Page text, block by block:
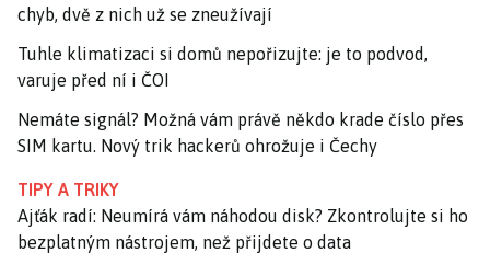
chyb, dvě z nich už se zneužívají
Tuhle klimatizaci si domů nepořizujte: je to podvod,
varuje před ní i ČOI
Nemáte signál? Možná vám právě někdo krade číslo přes
SIM kartu. Nový trik hackerů ohrožuje i Čechy
TIPY A TRIKY
Ajťák radí: Neumírá vám náhodou disk? Zkontrolujte si ho
bezplatným nástrojem, než přijdete o data